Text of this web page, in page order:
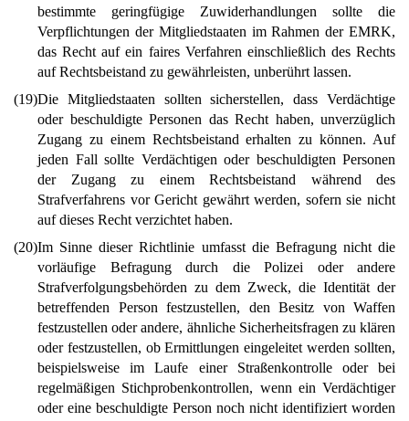
bestimmte geringfügige Zuwiderhandlungen sollte die
Verpflichtungen der Mitgliedstaaten im Rahmen der EMRK,
das Recht auf ein faires Verfahren einschließlich des Rechts
auf Rechtsbeistand zu gewährleisten, unberührt lassen.
(19)Die Mitgliedstaaten sollten sicherstellen, dass Verdächtige
oder beschuldigte Personen das Recht haben, unverzüglich
Zugang zu einem Rechtsbeistand erhalten zu können. Auf
jeden Fall sollte Verdächtigen oder beschuldigten Personen
der Zugang zu einem Rechtsbeistand während des
Strafverfahrens vor Gericht gewährt werden, sofern sie nicht
auf dieses Recht verzichtet haben.
(20)Im Sinne dieser Richtlinie umfasst die Befragung nicht die
vorläufige Befragung durch die Polizei oder andere
Strafverfolgungsbehörden zu dem Zweck, die Identität der
betreffenden Person festzustellen, den Besitz von Waffen
festzustellen oder andere, ähnliche Sicherheitsfragen zu klären
oder festzustellen, ob Ermittlungen eingeleitet werden sollten,
beispielsweise im Laufe einer Straßenkontrolle oder bei
regelmäßigen Stichprobenkontrollen, wenn ein Verdächtiger
oder eine beschuldigte Person noch nicht identifiziert worden